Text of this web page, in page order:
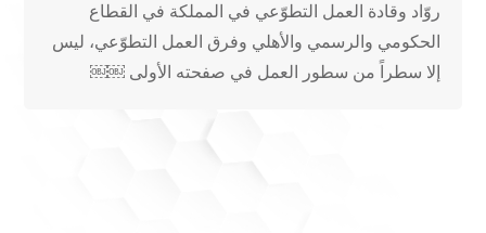
روّاد وقادة العمل التطوّعي في المملكة في القطاع
الحكومي والرسمي والأهلي وفرق العمل التطوّعي، ليس
إلا سطراً من سطور العمل في صفحته الأولى ￼￼